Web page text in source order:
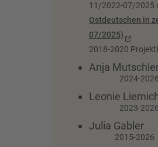
11/2022-07/2025
Ostdeutschen in
07/2025)
2018-2020
2024-2026
2023-2026
2015-2026